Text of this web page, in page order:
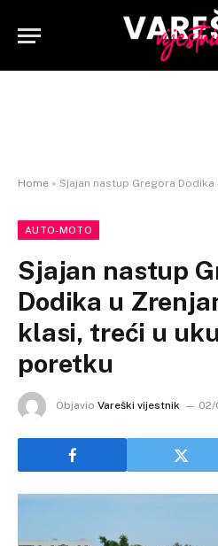
Home » Sjajan nastup Gregora Dodika u
AUTO-MOTO
Sjajan nastup
Dodika u
klasi, treći u
poretku
Objavio Vareški vijestnik 02/